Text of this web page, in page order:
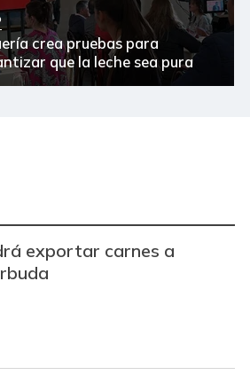
crea pruebas para
que la leche sea pura
exportar carnes a